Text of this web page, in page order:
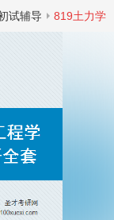
试辅导 819土力学